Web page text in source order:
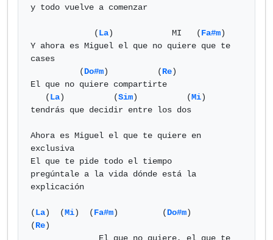
y todo vuelve a comenzar
	     (
La )            MI	  (Fa#m)
Y ahora es Miguel el que no quiere que te
cases
          (
Do#m)          (Re)
El que no quiere compartirte
   (
La)          (Sim)          (Mi)
tendrás que decidir entre los dos
Ahora es Miguel el que te quiere en
exclusiva
El que te pide todo el tiempo
pregúntale a la vida dónde está la
explicación
(La)  (Mi)  (Fa#m)         (Do#m)
(Re)